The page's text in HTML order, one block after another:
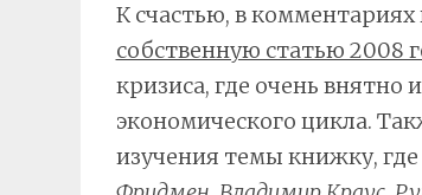
К счастью, в комментариях
собственную статью 2008
кризиса, где очень внятно
экономического цикла.
изучения темы книжку,